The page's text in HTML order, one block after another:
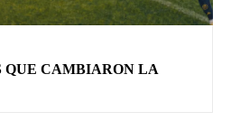
QUE CAMBIARON LA